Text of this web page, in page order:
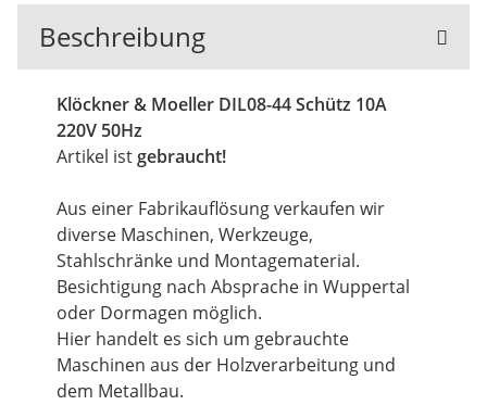
Beschreibung
Klöckner & Moeller DIL08-44Schütz 10A
220V 50Hz
Artikel istgebraucht!
Aus einer Fabrikauflösung verkaufen wir
diverse Maschinen, Werkzeuge,
Stahlschränke und Montagematerial.
Besichtigung nach Absprache in Wuppertal
oder Dormagen möglich.
Hier handelt es sich um gebrauchte
Maschinen aus der Holzverarbeitung und
dem Metallbau.